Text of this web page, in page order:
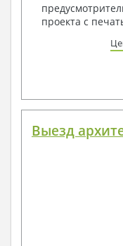
проекта с
Выезд